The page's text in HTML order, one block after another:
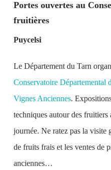
Portes ouvertes au
fruitières
Puycelsi
Le Département du Tarn
Conservatoire Départemental
Vignes Anciennes.
techniques autour des fruitiers
journée. Ne ratez pas la visite
de fruits frais et les ventes de
anciennes…